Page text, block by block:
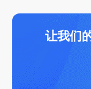
让我们